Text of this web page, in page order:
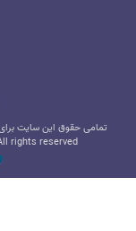
تمامی حقوق این سایت
rights reserved